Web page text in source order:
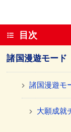
目次
諸国漫遊モード
諸国漫遊モ
大願成就